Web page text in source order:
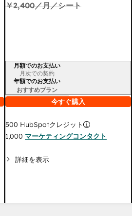
￥2,400／月／シート
請求期間
月額でのお支払い
月次での契約
年額でのお支払い
おすすめプラン
今すぐ購入
500 HubSpotクレジット
1,000 マーケティングコンタクト
詳細を表示